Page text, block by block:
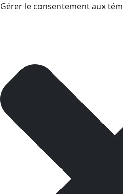
Gérer le consentement aux